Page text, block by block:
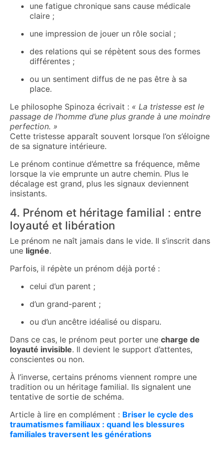
une fatigue chronique sans cause médicale
claire ;
une impression de jouer un rôle social ;
des relations qui se répètent sous des formes
différentes ;
ou un sentiment diffus de ne pas être à sa
place.
Le philosophe Spinoza écrivait : « La tristesse est le
passage de l’homme d’une plus grande à une moindre
perfection. »
Cette tristesse apparaît souvent lorsque l’on s’éloigne
de sa signature intérieure.
Le prénom continue d’émettre sa fréquence, même
lorsque la vie emprunte un autre chemin. Plus le
décalage est grand, plus les signaux deviennent
insistants.
4. Prénom et héritage familial : entre
loyauté et libération
Le prénom ne naît jamais dans le vide. Il s’inscrit dans
une lignée.
Parfois, il répète un prénom déjà porté :
celui d’un parent ;
d’un grand-parent ;
ou d’un ancêtre idéalisé ou disparu.
Dans ce cas, le prénom peut porter une charge de
loyauté invisible. Il devient le support d’attentes,
conscientes ou non.
À l’inverse, certains prénoms viennent rompre une
tradition ou un héritage familial. Ils signalent une
tentative de sortie de schéma.
Article à lire en complément : Briser le cycle des
traumatismes familiaux : quand les blessures
familiales traversent les générations